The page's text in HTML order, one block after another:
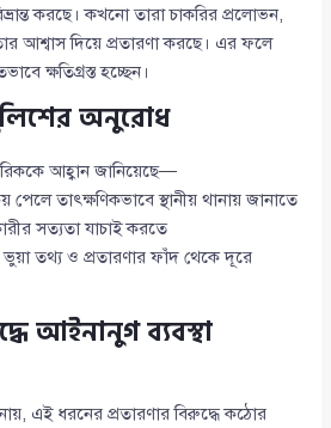
করছে। কখনো তারা চাকরির প্রলোভন,
দিয়ে প্রতারণা করছে। এর ফলে
ক্ষতিগ্রস্ত হচ্ছেন।
অনুরোধ
আহ্বান জানিয়েছে—
তাৎক্ষণিকভাবে স্থানীয় থানায় জানাতে
সত্যতা যাচাই করতে
তথ্য ও প্রতারণার ফাঁদ থেকে দূরে
আইনানুগ ব্যবস্থা
এই ধরনের প্রতারণার বিরুদ্ধে কঠোর